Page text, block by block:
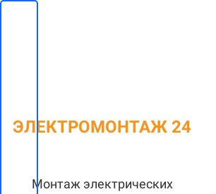
ЭЛЕКТРОМОНТАЖ 24
Монтаж электрических